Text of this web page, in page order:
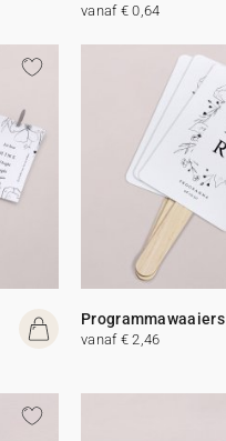
vanaf € 0,64
Programmawaaiers
vanaf € 2,46